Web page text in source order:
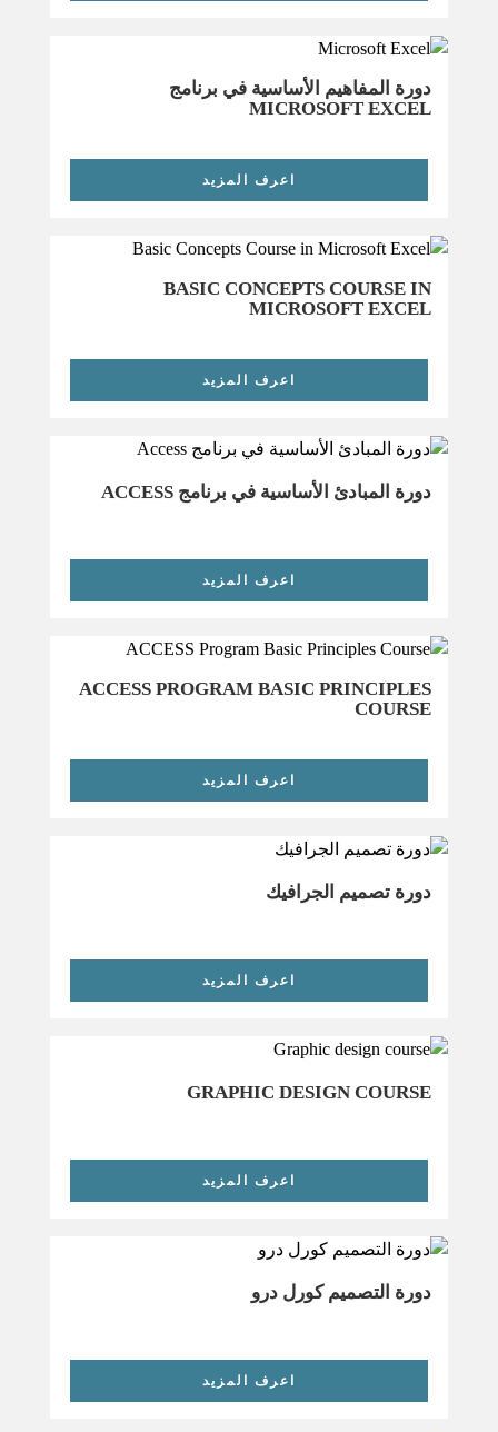
دورة المفاهيم الأساسية في برنامج
MICROSOFT EXCEL
اعرف المزيد
BASIC CONCEPTS COURSE IN
MICROSOFT EXCEL
اعرف المزيد
دورة المبادئ الأساسية في برنامج ACCESS
اعرف المزيد
ACCESS PROGRAM BASIC PRINCIPLES
COURSE
اعرف المزيد
دورة تصميم الجرافيك
اعرف المزيد
GRAPHIC DESIGN COURSE
اعرف المزيد
دورة التصميم كورل درو
اعرف المزيد